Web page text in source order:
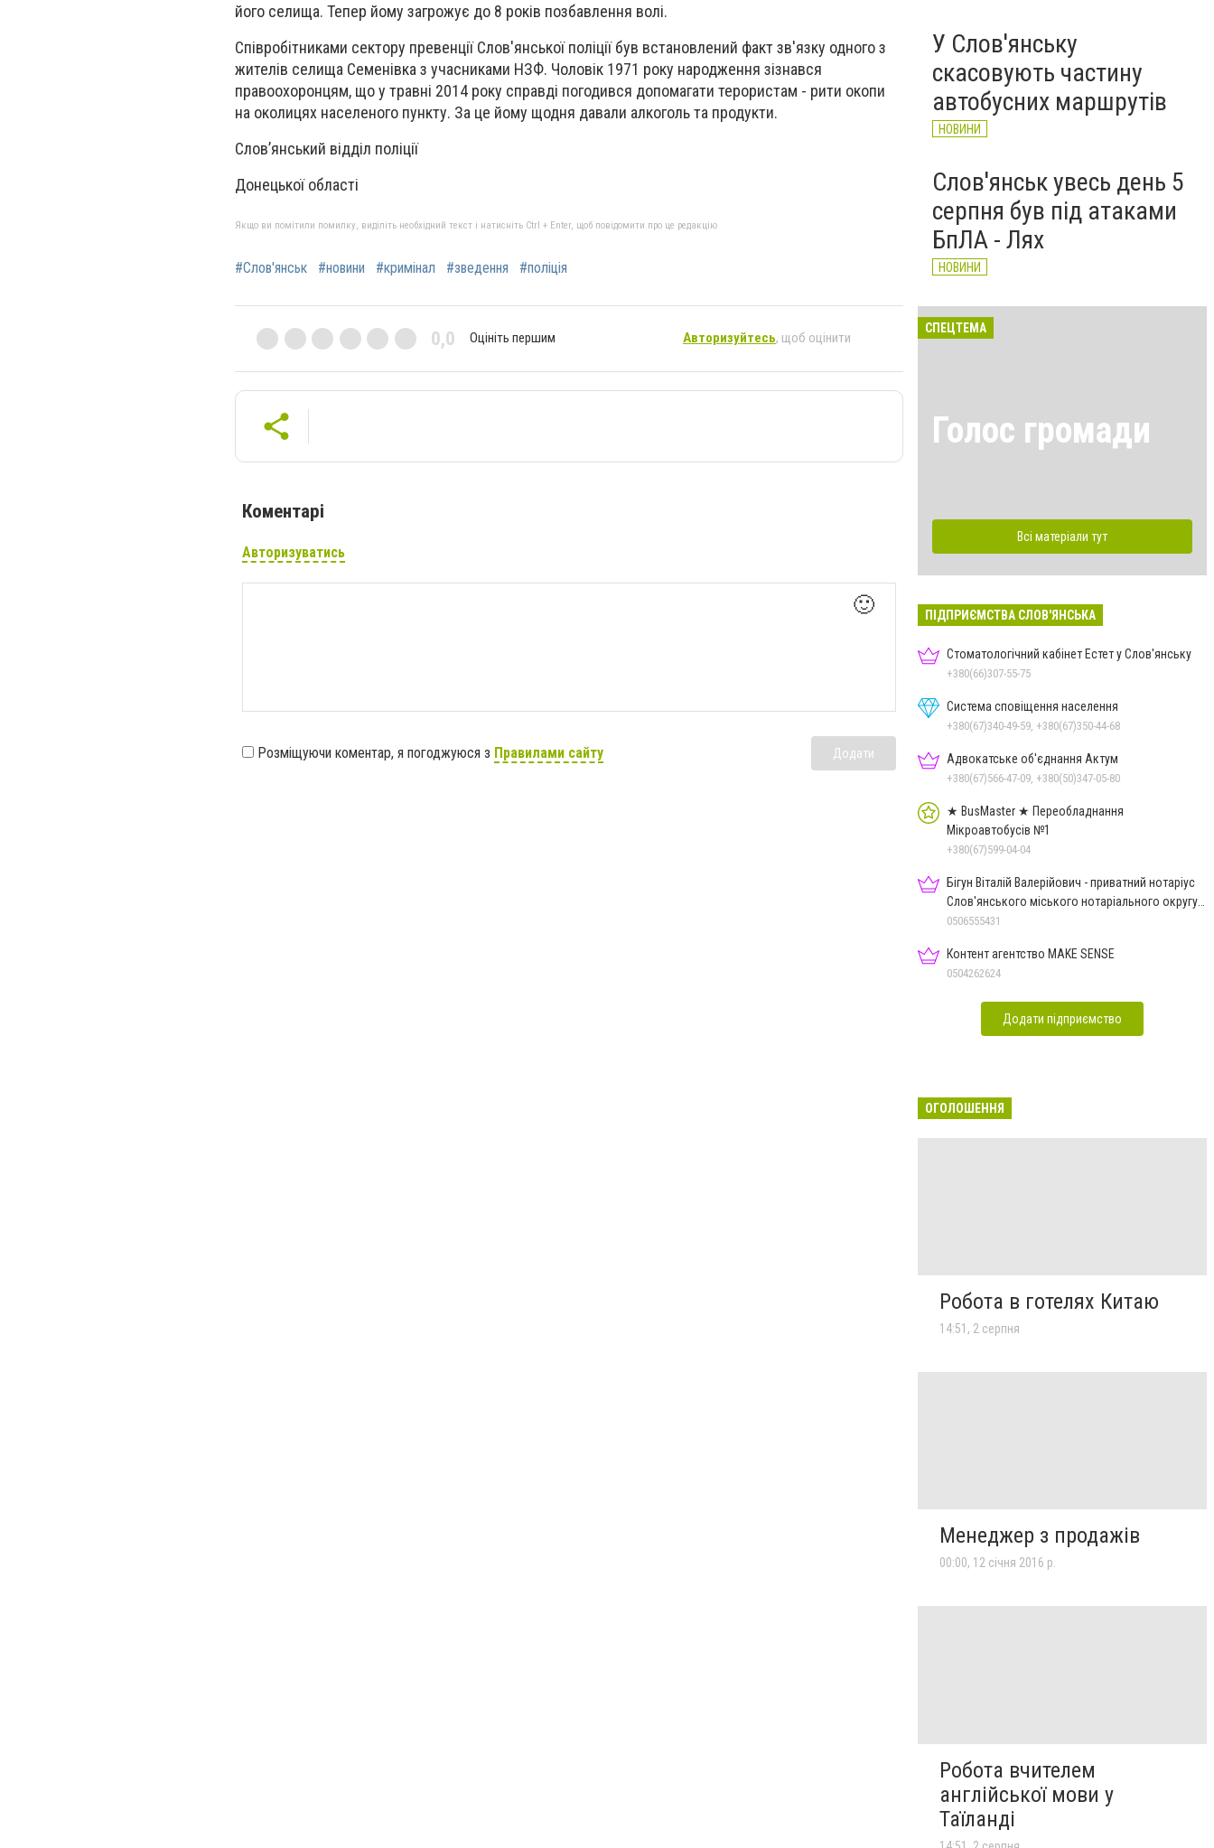
його селища. Тепер йому загрожує до 8 років позбавлення волі.
Співробітниками сектору превенції Слов'янської поліції був встановлений факт зв'язку одного з
жителів селища Семенівка з учасниками НЗФ. Чоловік 1971 року народження зізнався
правоохоронцям, що у травні 2014 року справді погодився допомагати терористам - рити окопи
на околицях населеного пункту. За це йому щодня давали алкоголь та продукти.
Слов’янський відділ поліції
Донецької області
Якщо ви помітили помилку, виділіть необхідний текст і натисніть Ctrl + Enter, щоб повідомити про це редакцію
#Слов'янськ #новини #кримінал #зведення #поліція
0,0 Оцініть першим Авторизуйтесь, щоб оцінити
Коментарі
Авторизуватись
🙂
Розміщуючи коментар, я погоджуюся з Правилами сайту Додати
У Слов'янську
скасовують частину
автобусних маршрутів
НОВИНИ
Слов'янськ увесь день 5
серпня був під атаками
БпЛА - Лях
НОВИНИ
СПЕЦТЕМА
Голос громади
Всі матеріали тут
ПІДПРИЄМСТВА СЛОВ'ЯНСЬКА
Стоматологічний кабінет Естет у Слов'янську
+380(66)307-55-75
Система сповіщення населення
+380(67)340-49-59, +380(67)350-44-68
Адвокатське об'єднання Актум
+380(67)566-47-09, +380(50)347-05-80
★ BusMaster ★ Переобладнання
Мікроавтобусів №1
+380(67)599-04-04
Бігун Віталій Валерійович - приватний нотаріус
Слов'янського міського нотаріального округу
Дон.обл.
0506555431
Контент агентство MAKE SENSE
0504262624
Додати підприємство
ОГОЛОШЕННЯ
Робота в готелях Китаю
14:51, 2 серпня
Менеджер з продажів
00:00, 12 січня 2016 р.
Робота вчителем
англійської мови у
Таїланді